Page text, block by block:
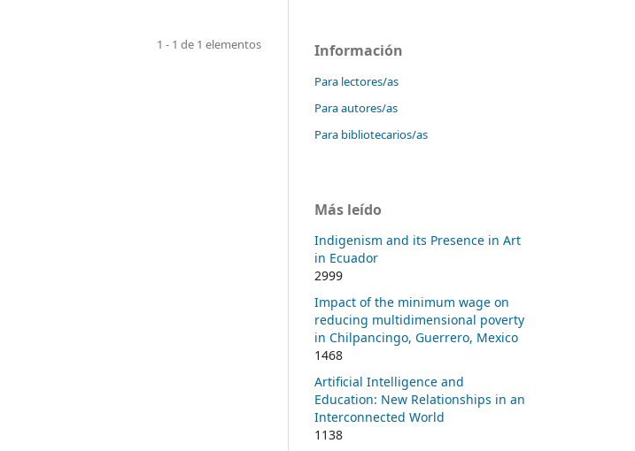
1 - 1 de 1 elementos Información
Para lectores/as
Para autores/as
Para bibliotecarios/as
Más leído
Indigenism and its Presence in Art
in Ecuador
2999
Impact of the minimum wage on
reducing multidimensional poverty
in Chilpancingo, Guerrero, Mexico
1468
Artificial Intelligence and
Education: New Relationships in an
Interconnected World
1138